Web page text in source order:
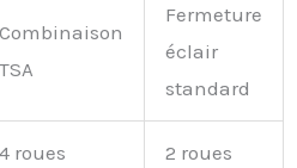
Combinaison
TSA
Fermeture
éclair
standard
4 roues
2 roues